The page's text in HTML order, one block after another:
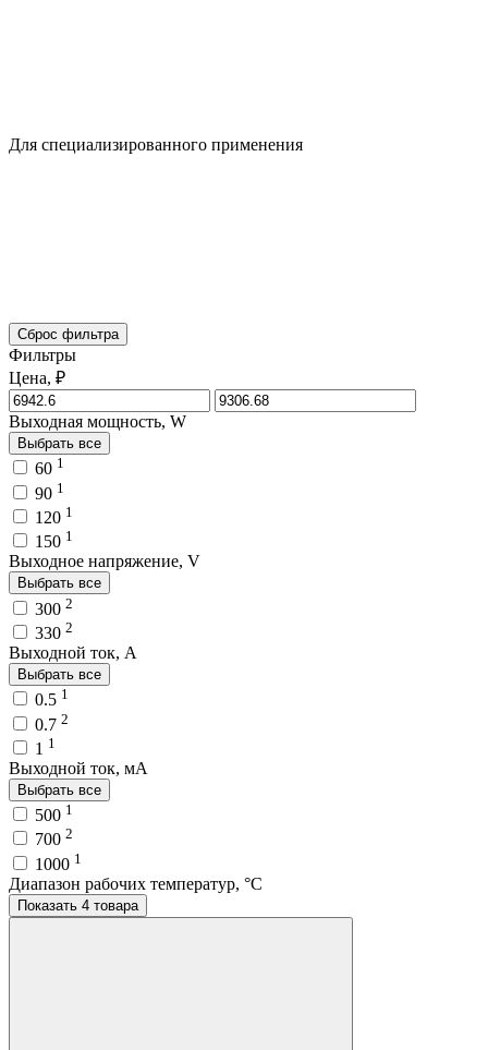
Для специализированного применения
Сброс фильтра
Фильтры
Цена, ₽
Выходная мощность, W
Выбрать все
60 1
90 1
120 1
150 1
Выходное напряжение, V
Выбрать все
300 2
330 2
Выходной ток, A
Выбрать все
0.5 1
0.7 2
1 1
Выходной ток, мA
Выбрать все
500 1
700 2
1000 1
Диапазон рабочих температур, °C
Показать 4 товара